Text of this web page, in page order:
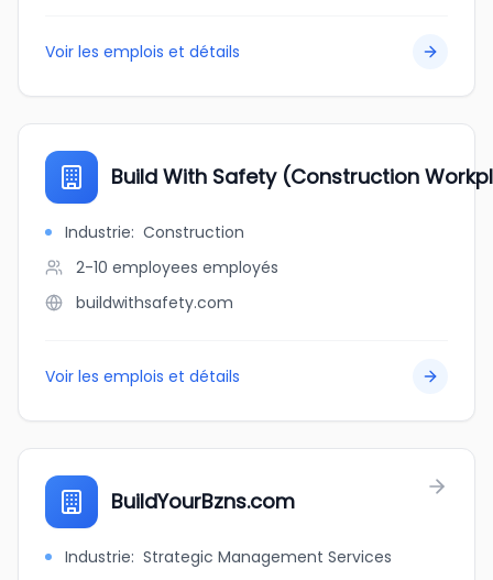
Voir les emplois et détails
Build With Safety (Construction
Industrie: Construction
2-10 employees employés
buildwithsafety.com
Voir les emplois et détails
BuildYourBzns.com
Industrie: Strategic Management Services